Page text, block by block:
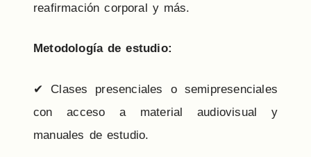
reafirmación corporal y más.
Metodología de estudio:
✔ Clases presenciales o semipresenciales
con acceso a material audiovisual y
manuales de estudio.